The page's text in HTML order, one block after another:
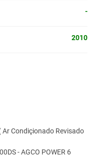
-
2010
Condiçionado Revisado
- AGCO POWER 6